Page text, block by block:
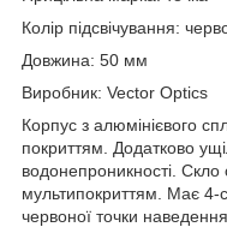
Колір підсвічування:
Довжина: 50 мм
Виробник: Vector Optics
Корпус з алюмінієвого
покриттям. Додатково
водонепроникності. Скло
мультипокриттям. Має 4-
червоної точки